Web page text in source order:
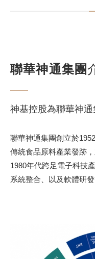
聯華神通集團
神基控股為聯華神通
聯華神通集團創立於
傳統食品原料產業發跡
1980年代跨足電子科技
系統整合、以及軟體研發